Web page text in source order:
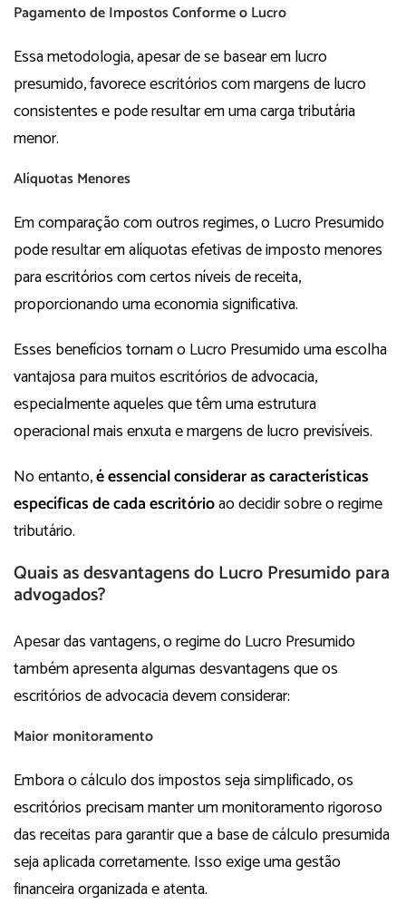
Pagamento de Impostos Conforme o Lucro
Essa metodologia, apesar de se basear em lucro
presumido, favorece escritórios com margens de lucro
consistentes e pode resultar em uma carga tributária
menor.
Alíquotas Menores
Em comparação com outros regimes, o Lucro Presumido
pode resultar em alíquotas efetivas de imposto menores
para escritórios com certos níveis de receita,
proporcionando uma economia significativa.
Esses benefícios tornam o Lucro Presumido uma escolha
vantajosa para muitos escritórios de advocacia,
especialmente aqueles que têm uma estrutura
operacional mais enxuta e margens de lucro previsíveis.
No entanto,éessencial considerar as características
específicas de cada escritórioao decidir sobre o regime
tributário.
Quais as desvantagens do Lucro Presumido para
advogados?
Apesar das vantagens, o regime do Lucro Presumido
também apresenta algumas desvantagens que os
escritórios de advocacia devem considerar:
Maior monitoramento
Embora o cálculo dos impostos seja simplificado, os
escritórios precisam manter um monitoramento rigoroso
das receitas para garantir que a base de cálculo presumida
seja aplicada corretamente. Isso exige uma gestão
financeira organizada e atenta.